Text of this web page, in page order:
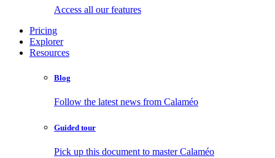
Access all our features
Pricing
Explorer
Resources
Blog
Follow the latest news from Calaméo
Guided tour
Pick up this document to master Calaméo